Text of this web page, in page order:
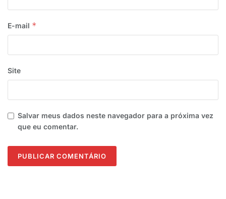
E-mail *
Site
Salvar meus dados neste navegador para a próxima vez
que eu comentar.